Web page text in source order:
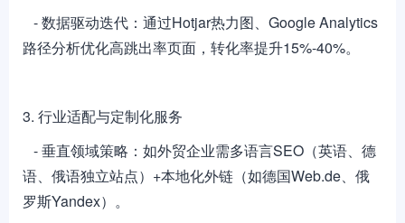
- 数据驱动迭代：通过Hotjar热力图、Google Analytics
路径分析优化高跳出率页面，转化率提升15%-40%。
3. 行业适配与定制化服务
- 垂直领域策略：如外贸企业需多语言SEO（英语、德
语、俄语独立站点）+本地化外链（如德国Web.de、俄
罗斯Yandex）。